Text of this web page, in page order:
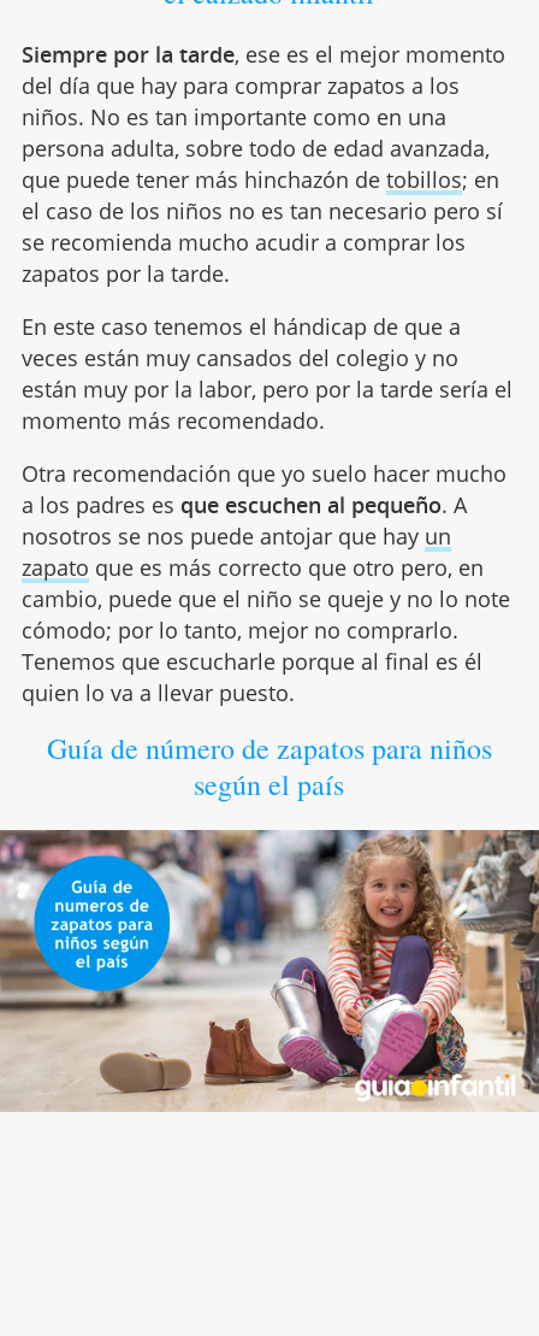
Siempre por la tarde, ese es el mejor momento
del día que hay para comprar zapatos a los
niños. No es tan importante como en una
persona adulta, sobre todo de edad avanzada,
que puede tener más hinchazón de tobillos; en
el caso de los niños no es tan necesario pero sí
se recomienda mucho acudir a comprar los
zapatos por la tarde.
En este caso tenemos el hándicap de que a
veces están muy cansados del colegio y no
están muy por la labor, pero por la tarde sería el
momento más recomendado.
Otra recomendación que yo suelo hacer mucho
a los padres es que escuchen al pequeño. A
nosotros se nos puede antojar que hay un
zapato que es más correcto que otro pero, en
cambio, puede que el niño se queje y no lo note
cómodo; por lo tanto, mejor no comprarlo.
Tenemos que escucharle porque al final es él
quien lo va a llevar puesto.
Guía de número de zapatos para niños
según el país